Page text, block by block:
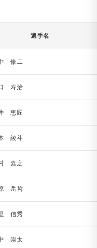
選手名
修二
寿治
恵匠
綾斗
嘉之
岳哲
信秀
崇太